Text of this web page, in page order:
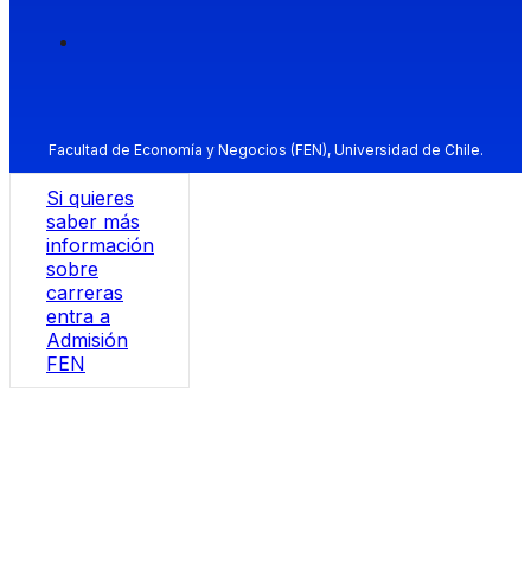
Facultad de Economía y Negocios (FEN), Universidad de Chile.
Si quieres
saber más
información
sobre
carreras
entra a
Admisión
FEN